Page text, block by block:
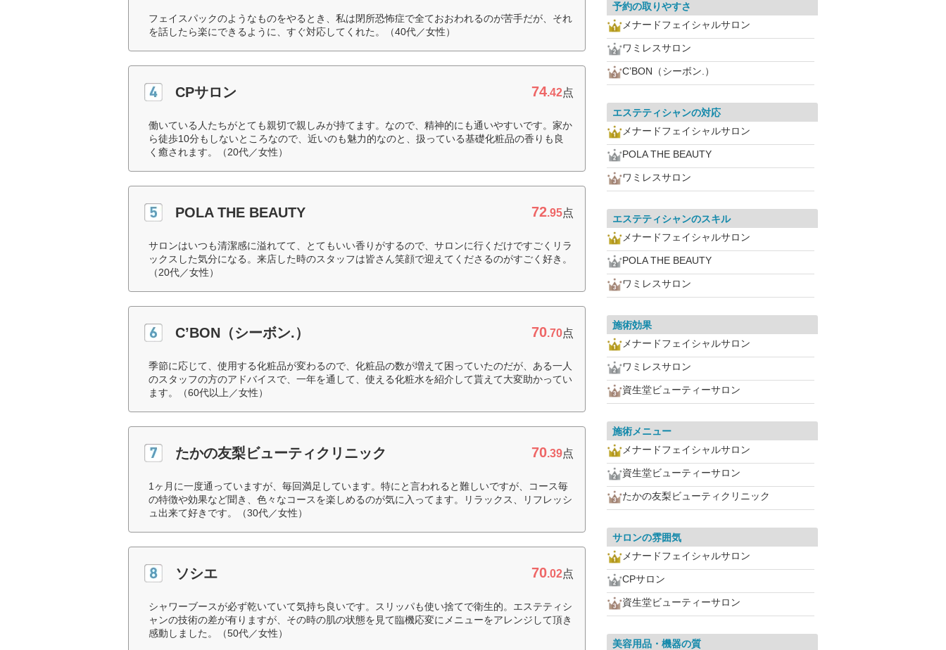
フェイスパックのようなものをやるとき、私は閉所恐怖症で全ておおわれるのが苦手だが、それ
を話したら楽にできるように、すぐ対応してくれた。（40代／女性）
CPサロン 74.42点
働いている人たちがとても親切で親しみが持てます。なので、精神的にも通いやすいです。家か
ら徒歩10分もしないところなので、近いのも魅力的なのと、扱っている基礎化粧品の香りも良
く癒されます。（20代／女性）
POLA THE BEAUTY 72.95点
サロンはいつも清潔感に溢れてて、とてもいい香りがするので、サロンに行くだけですごくリラ
ックスした気分になる。来店した時のスタッフは皆さん笑顔で迎えてくださるのがすごく好き。
（20代／女性）
C’BON（シーボン.） 70.70点
季節に応じて、使用する化粧品が変わるので、化粧品の数が増えて困っていたのだが、ある一人
のスタッフの方のアドバイスで、一年を通して、使える化粧水を紹介して貰えて大変助かってい
ます。（60代以上／女性）
たかの友梨ビューティクリニック 70.39点
1ヶ月に一度通っていますが、毎回満足しています。特にと言われると難しいですが、コース毎
の特徴や効果など聞き、色々なコースを楽しめるのが気に入ってます。リラックス、リフレッシ
ュ出来て好きです。（30代／女性）
ソシエ 70.02点
シャワーブースが必ず乾いていて気持ち良いです。スリッパも使い捨てで衛生的。エステティシ
ャンの技術の差が有りますが、その時の肌の状態を見て臨機応変にメニューをアレンジして頂き
感動しました。（50代／女性）
予約の取りやすさ
メナードフェイシャルサロン
ワミレスサロン
C’BON（シーボン.）
エステティシャンの対応
メナードフェイシャルサロン
POLA THE BEAUTY
ワミレスサロン
エステティシャンのスキル
メナードフェイシャルサロン
POLA THE BEAUTY
ワミレスサロン
施術効果
メナードフェイシャルサロン
ワミレスサロン
資生堂ビューティーサロン
施術メニュー
メナードフェイシャルサロン
資生堂ビューティーサロン
たかの友梨ビューティクリニック
サロンの雰囲気
メナードフェイシャルサロン
CPサロン
資生堂ビューティーサロン
美容用品・機器の質